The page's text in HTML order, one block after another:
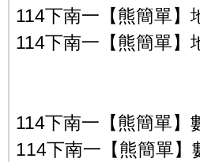
114下南一【熊簡單】
114下南一【熊簡單】
114下南一【熊簡單】
114下南一【熊簡單】